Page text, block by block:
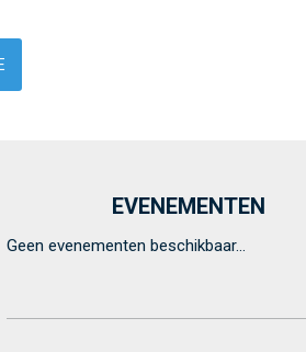
EVENEMENTEN
Geen evenementen beschikbaar...